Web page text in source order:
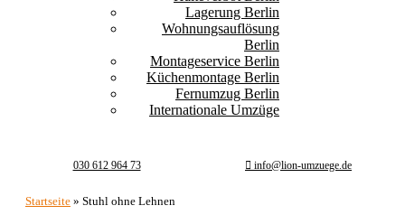
Lagerung Berlin
Wohnungsauflösung
Berlin
Montageservice Berlin
Küchenmontage Berlin
Fernumzug Berlin
Internationale Umzüge
030 612 964 73 info@lion-umzuege.de
Startseite » Stuhl ohne Lehnen